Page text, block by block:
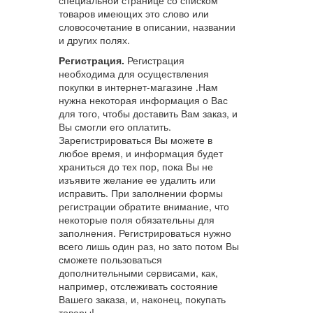
товаров имеющих это слово или
словосочетание в описании, названии
и других полях.
Регистрация. Регистрация
необходима для осуществления
покупки в интернет-магазине .Нам
нужна некоторая информация о Вас
для того, чтобы доставить Вам заказ, и
Вы смогли его оплатить.
Зарегистрироваться Вы можете в
любое время, и информация будет
храниться до тех пор, пока Вы не
изъявите желание ее удалить или
исправить. При заполнении формы
регистрации обратите внимание, что
некоторые поля обязательны для
заполнения. Регистрироваться нужно
всего лишь один раз, но зато потом Вы
сможете пользоваться
дополнительными сервисами, как,
например, отслеживать состояние
Вашего заказа, и, наконец, покупать